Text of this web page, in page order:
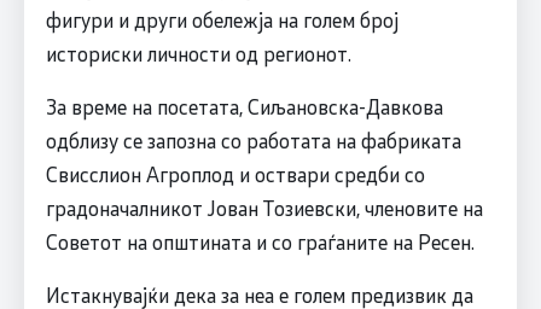
фигури и други обележја на голем број
историски личности од регионот.
За време на посетата, Сиљановска-Давкова
одблизу се запозна со работата на фабриката
Свисслион Агроплод и оствари средби со
градоначалникот Јован Тозиевски, членовите на
Советот на општината и со граѓаните на Ресен.
Истакнувајќи дека за неа е голем предизвик да